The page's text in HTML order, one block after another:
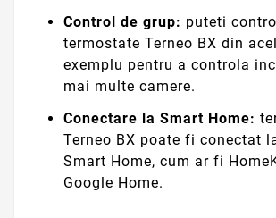
Control de grup: puteti
termostate Terneo BX din
exemplu pentru a controla
mai multe camere.
Conectare la Smart Home:
Terneo BX poate fi conectat
Smart Home, cum ar fi
Google Home.